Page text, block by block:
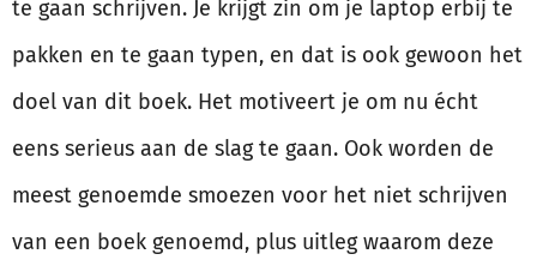
te gaan schrijven. Je krijgt zin om je laptop erbij te
pakken en te gaan typen, en dat is ook gewoon het
doel van dit boek. Het motiveert je om nu écht
eens serieus aan de slag te gaan. Ook worden de
meest genoemde smoezen voor het niet schrijven
van een boek genoemd, plus uitleg waarom deze